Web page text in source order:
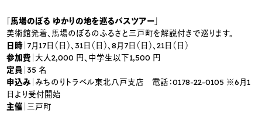
「馬場のぼる ゆかりの地を巡るバスツアー」
美術館発着、馬場のぼるのふるさと三戸町を解説付きで巡ります。
日時 ｜7月17日（日）、31日（日）、8月7日（日）、21日（日）
参加費 ｜大人2,000 円、中学生以下1,500 円
定員 ｜35 名
申込み ｜みちのりトラベル東北八戸支店 電話：0178-22-0105 ※6月1
日より受付開始
主催 ｜三戸町